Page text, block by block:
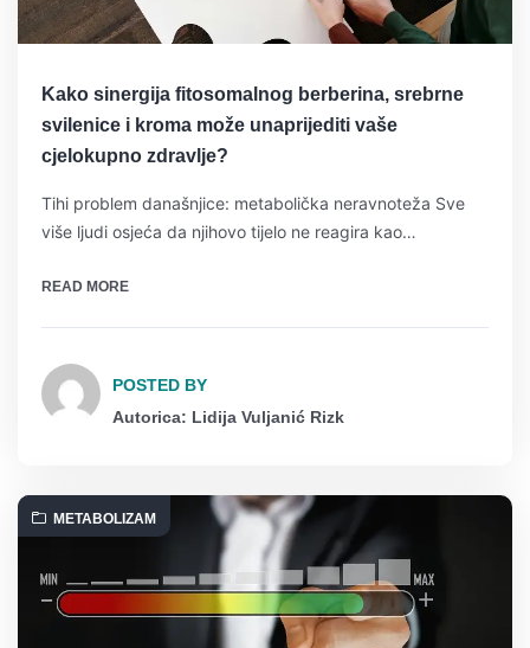
Kako sinergija fitosomalnog berberina, srebrne
svilenice i kroma može unaprijediti vaše
cjelokupno zdravlje?
Tihi problem današnjice: metabolička neravnoteža Sve
više ljudi osjeća da njihovo tijelo ne reagira kao…
READ MORE
POSTED BY
Autorica: Lidija Vuljanić Rizk
METABOLIZAM